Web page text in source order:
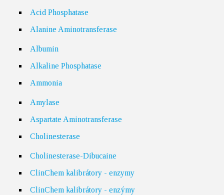
Acid Phosphatase
Alanine Aminotransferase
Albumin
Alkaline Phosphatase
Ammonia
Amylase
Aspartate Aminotransferase
Cholinesterase
Cholinesterase-Dibucaine
ClinChem kalibrátory - enzymy
ClinChem kalibrátory - enzýmy